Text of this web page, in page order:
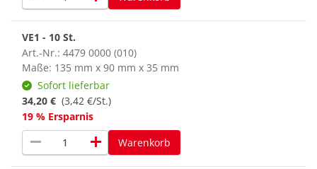
VE1 - 10 St.
Art.-Nr.: 4479 0000 (010)
Maße: 135 mm x 90 mm x 35 mm
Sofort lieferbar
34,20 € (3,42 €/St.)
19 % Ersparnis
remove add Warenkorb